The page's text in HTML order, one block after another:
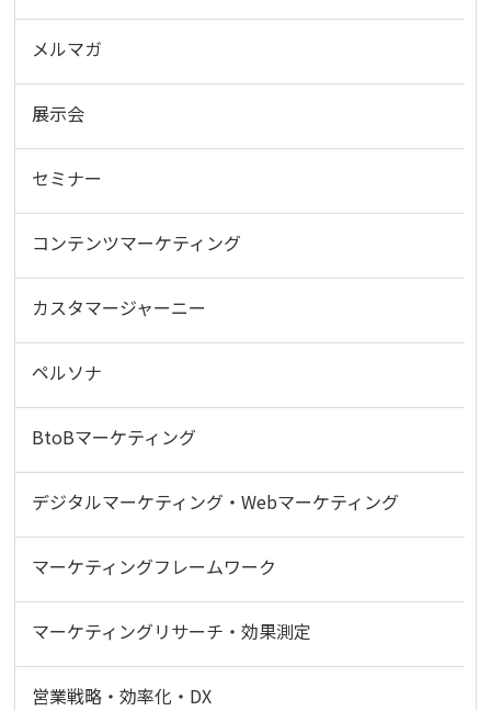
メルマガ
展示会
セミナー
コンテンツマーケティング
カスタマージャーニー
ペルソナ
BtoBマーケティング
デジタルマーケティング・Webマーケティング
マーケティングフレームワーク
マーケティングリサーチ・効果測定
営業戦略・効率化・DX